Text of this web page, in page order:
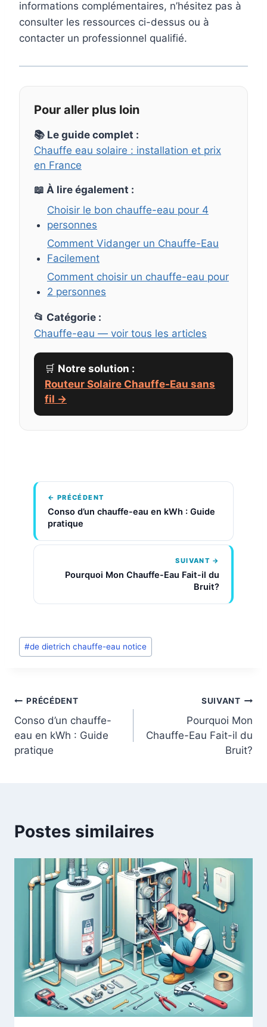
informations complémentaires, n’hésitez pas à
consulter les ressources ci-dessus ou à
contacter un professionnel qualifié.
Pour aller plus loin
📚 Le guide complet :
Chauffe eau solaire : installation et prix
en France
📖 À lire également :
Choisir le bon chauffe-eau pour 4
personnes
Comment Vidanger un Chauffe-Eau
Facilement
Comment choisir un chauffe-eau pour
2 personnes
📂 Catégorie :
Chauffe-eau — voir tous les articles
🛒 Notre solution :
Routeur Solaire Chauffe-Eau sans
fil →
← PRÉCÉDENT
Conso d’un chauffe-eau en kWh : Guide
pratique
SUIVANT →
Pourquoi Mon Chauffe-Eau Fait-il du
Bruit?
Post
Tags
#de dietrich chauffe-eau notice
Navigation
de
l’article
PRÉCÉDENT
Conso d’un chauffe-
eau en kWh : Guide
pratique
SUIVANT
Pourquoi Mon
Chauffe-Eau Fait-il du
Bruit?
Postes similaires